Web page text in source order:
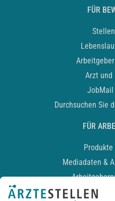
FÜR
Arzt und
JobMail
Durchsuchen Sie
FÜR
Produkte
Mediadaten &